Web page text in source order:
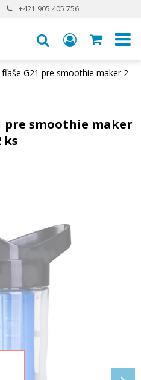
+421 905 405 756
G21 pre smoothie maker 2
pre smoothie maker
ks